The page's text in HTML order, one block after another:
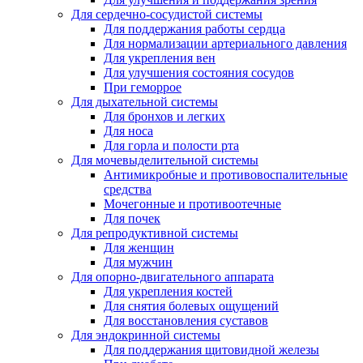
Для сердечно-сосудистой системы
Для поддержания работы сердца
Для нормализации артериального давления
Для укрепления вен
Для улучшения состояния сосудов
При геморрое
Для дыхательной системы
Для бронхов и легких
Для носа
Для горла и полости рта
Для мочевыделительной системы
Антимикробные и противовоспалительные
средства
Мочегонные и противоотечные
Для почек
Для репродуктивной системы
Для женщин
Для мужчин
Для опорно-двигательного аппарата
Для укрепления костей
Для снятия болевых ощущений
Для восстановления суставов
Для эндокринной системы
Для поддержания щитовидной железы